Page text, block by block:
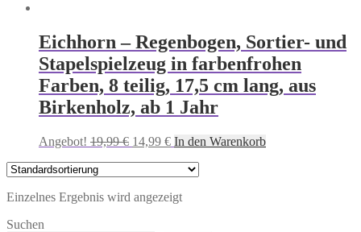
Eichhorn – Regenbogen, Sortier- und
Stapelspielzeug in farbenfrohen
Farben, 8 teilig, 17,5 cm lang, aus
Birkenholz, ab 1 Jahr
Angebot! 19,99€ Ursprünglicher
14,99 €Aktueller
In den Warenkorb
Einzelnes Ergebnis wird angezeigt
Suchen